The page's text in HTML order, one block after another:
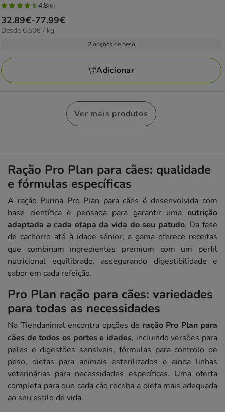
4.8
estrelas
com
avaliações
4.8(6)
Preço
de
77.99€
32.89€-77.99€
6.50€
Desde 6.50€ / kg
2 opções de peso
Adicionar
Ver mais produtos
Ração Pro Plan para cães: qualidade
e fórmulas específicas
A ração Purina Pro Plan para cães é desenvolvida com
base científica e pensada para garantir uma nutrição
adaptada a cada etapa da vida do seu patudo. Da fase
de cachorro até à idade sénior, a gama oferece receitas
que combinam ingredientes premium com um perfil
nutricional equilibrado, assegurando digestibilidade e
sabor em cada refeição.
Pro Plan ração para cães: variedades
para todas as necessidades
Na Tiendanimal encontra opções de ração Pro Plan para
cães de todos os portes e idades, incluindo versões para
peles e digestões sensíveis, fórmulas para controlo de
peso, dietas para animais esterilizados e ainda linhas
veterinárias para necessidades específicas. Uma oferta
completa para que cada cão receba a dieta mais adequada
ao seu estilo de vida.